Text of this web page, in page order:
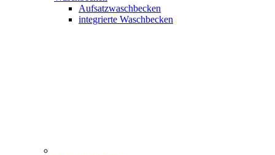
Aufsatzwaschbecken
integrierte Waschbecken